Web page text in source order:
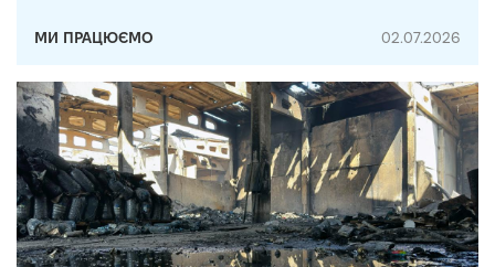
МИ ПРАЦЮЄМО 02.07.2026